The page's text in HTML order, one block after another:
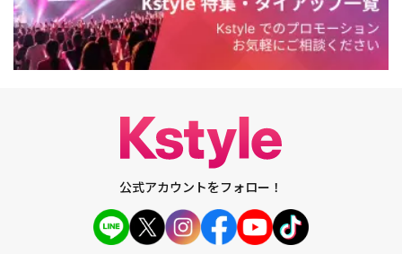
公式アカウントをフォロー！